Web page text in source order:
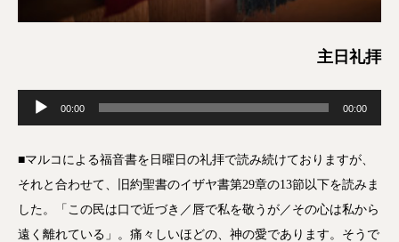
主日礼拝
声
ヤ
00:00 00:00
■マルコによる福音書を日曜日の礼拝で読み続けておりますが、
それと合わせて、旧約聖書のイザヤ書第29章の13節以下を読みま
した。「この民は口で近づき／唇で私を敬うが／その心は私から
遠く離れている」。痛々しいほどの、神の愛であります。そうで